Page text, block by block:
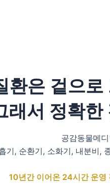
환은 겉으
래서 정확한
공감동물메
기, 순환기, 소화기, 내분비,
10년간 이어온 24시간 운영